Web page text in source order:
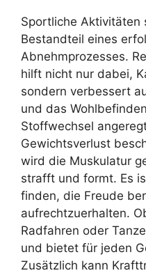
Sportliche Aktivitäten
Bestandteil eines
Abnehmprozesses.
hilft nicht nur dabei,
sondern verbessert
und das
Stoffwechsel
Gewichtsverlust
wird die Muskulatur
strafft und formt. Es
finden, die Freude
aufrechtzuerhalten.
Radfahren oder
und bietet für jeden
Zusätzlich kann